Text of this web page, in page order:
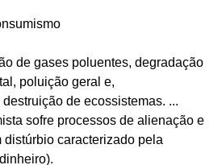
de gases poluentes, degradação
poluição geral e,
de ecossistemas. ...
sofre processos de alienação e
caracterizado pela